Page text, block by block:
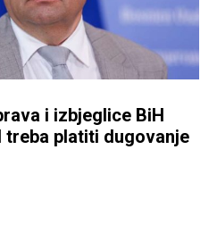
i izbjeglice BiH
treba platiti dugovanje